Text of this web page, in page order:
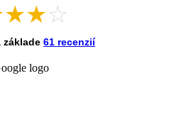
★★☆
základe 61 recenzií